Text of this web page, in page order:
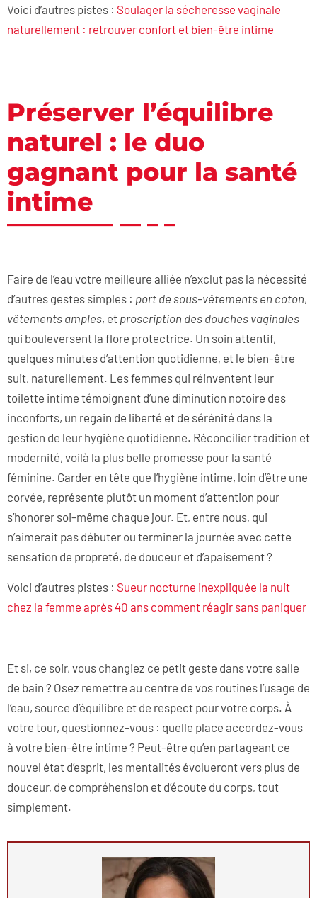
Voici d’autres pistes : Soulager la sécheresse vaginale
naturellement : retrouver confort et bien-être intime
Préserver l’équilibre
naturel : le duo
gagnant pour la santé
intime
Faire de l’eau votre meilleure alliée n’exclut pas la nécessité
d’autres gestes simples : port de sous-vêtements en coton,
vêtements amples, et proscription des douches vaginales
qui bouleversent la flore protectrice. Un soin attentif,
quelques minutes d’attention quotidienne, et le bien-être
suit, naturellement. Les femmes qui réinventent leur
toilette intime témoignent d’une diminution notoire des
inconforts, un regain de liberté et de sérénité dans la
gestion de leur hygiène quotidienne. Réconcilier tradition et
modernité, voilà la plus belle promesse pour la santé
féminine. Garder en tête que l’hygiène intime, loin d’être une
corvée, représente plutôt un moment d’attention pour
s’honorer soi-même chaque jour. Et, entre nous, qui
n’aimerait pas débuter ou terminer la journée avec cette
sensation de propreté, de douceur et d’apaisement ?
Voici d’autres pistes : Sueur nocturne inexpliquée la nuit
chez la femme après 40 ans comment réagir sans paniquer
Et si, ce soir, vous changiez ce petit geste dans votre salle
de bain ? Osez remettre au centre de vos routines l’usage de
l’eau, source d’équilibre et de respect pour votre corps. À
votre tour, questionnez-vous : quelle place accordez-vous
à votre bien-être intime ? Peut-être qu’en partageant ce
nouvel état d’esprit, les mentalités évolueront vers plus de
douceur, de compréhension et d’écoute du corps, tout
simplement.